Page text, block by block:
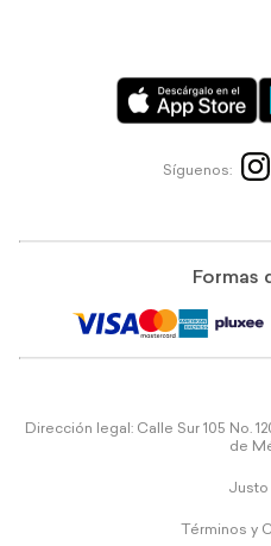
Síguenos:
Formas
Dirección legal: Calle Sur 105 No.
de
Justo
Términos y